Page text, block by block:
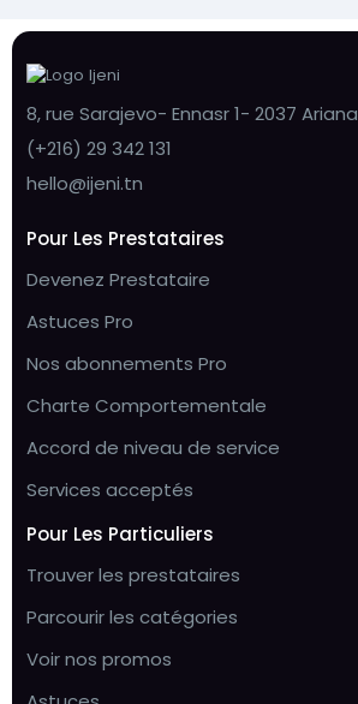
8, rue Sarajevo- Ennasr 1- 2037 Ariana
(+216) 29 342 131
hello@ijeni.tn
Pour Les Prestataires
Devenez Prestataire
Astuces Pro
Nos abonnements Pro
Charte Comportementale
Accord de niveau de service
Services acceptés
Pour Les Particuliers
Trouver les prestataires
Parcourir les catégories
Voir nos promos